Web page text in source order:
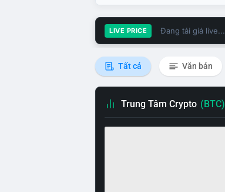
LIVE PRICE Đang tải giá live...
Tất cả Văn bản
Trung Tâm Crypto (BTC)